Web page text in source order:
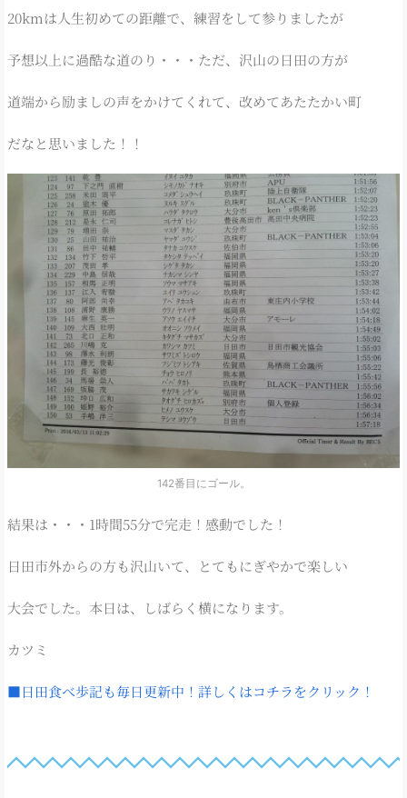
20kmは人生初めての距離で、練習をして参りましたが
予想以上に過酷な道のり・・・ただ、沢山の日田の方が
道端から励ましの声をかけてくれて、改めてあたたかい町
だなと思いました！！
142番目にゴール。
結果は・・・1時間55分で完走！感動でした！
日田市外からの方も沢山いて、とてもにぎやかで楽しい
大会でした。本日は、しばらく横になります。
カツミ
■日田食べ歩記も毎日更新中！詳しくはコチラをクリック！